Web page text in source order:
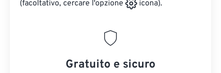
(facoltativo, cercare l'opzione icona).
Gratuito e sicuro